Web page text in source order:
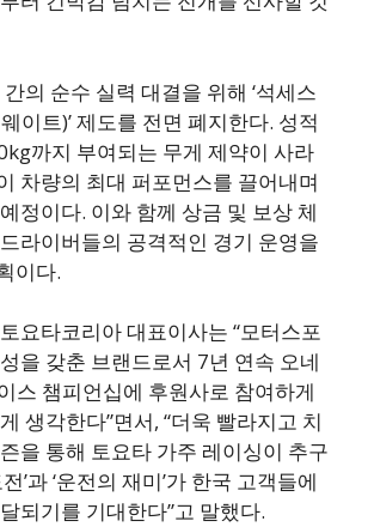
의 순수 실력 대결을 위해 ‘석세스
이트)’ 제도를 전면 폐지한다. 성적
까지 부여되는 무게 제약이 사라
차량의 최대 퍼포먼스를 끌어내며
정이다. 이와 함께 상금 및 보상 체
라이버들의 공격적인 경기 운영을
이다.
요타코리아 대표이사는 “모터스포
을 갖춘 브랜드로서 7년 연속 오네
스 챔피언십에 후원사로 참여하게
생각한다”면서, “더욱 빨라지고 치
을 통해 토요타 가주 레이싱이 추구
’과 ‘운전의 재미’가 한국 고객들에
되기를 기대한다”고 말했다.